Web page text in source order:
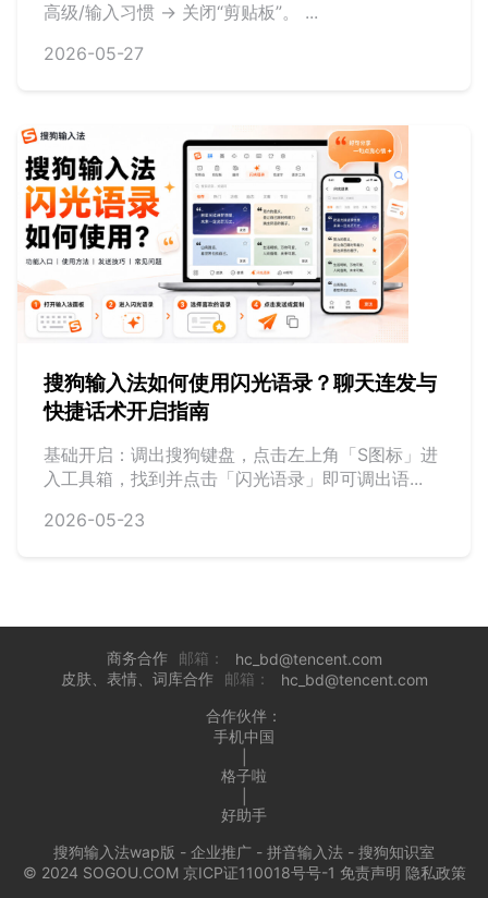
高级/输入习惯 -> 关闭“剪贴板”。 ...
2026-05-27
搜狗输入法如何使用闪光语录？聊天连发与
快捷话术开启指南
基础开启：调出搜狗键盘，点击左上角「S图标」进
入工具箱，找到并点击「闪光语录」即可调出语...
2026-05-23
商务合作 邮箱：
hc_bd@tencent.com
皮肤、表情、词库合作
邮箱：
hc_bd@tencent.com
合作伙伴：
手机中国
格子啦
好助手
搜狗输入法wap版 - 企业推广 - 拼音输入法 - 搜狗知识室
© 2024 SOGOU.COM 京ICP证110018号号-1 免责声明 隐私政策